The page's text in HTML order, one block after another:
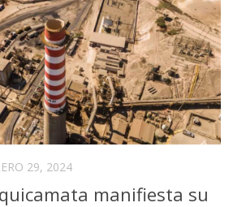
29, 2024
manifiesta su